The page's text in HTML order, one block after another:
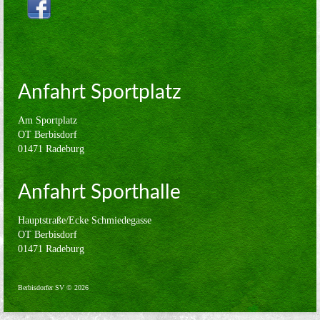
Volleyball
Verein
Sponsoren
Kontakt
Impressum
Anfahrt Sportplatz
Am Sportplatz
OT Berbisdorf
01471 Radeburg
Anfahrt Sporthalle
Hauptstraße/Ecke Schmiedegasse
OT Berbisdorf
01471 Radeburg
Berbisdorfer SV © 2026